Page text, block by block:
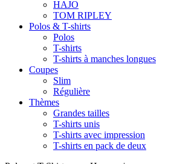
HAJO
TOM RIPLEY
Polos & T-shirts
Polos
T-shirts
T-shirts à manches longues
Coupes
Slim
Régulière
Thèmes
Grandes tailles
T-shirts unis
T-shirts avec impression
T-shirts en pack de deux